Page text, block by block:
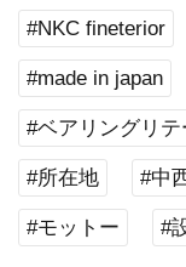
#NKC fineterior
#made in japan
#ベアリングリテ
#所在地 #中
#モットー #